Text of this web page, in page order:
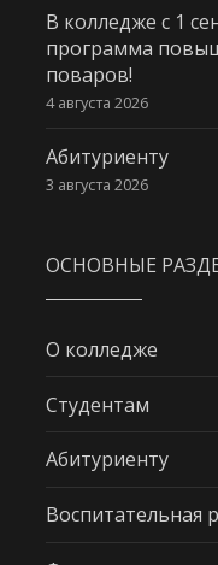
В колледже с 1
программа
поваров!
4 августа 2026
Абитуриенту
3 августа 2026
ОСНОВНЫЕ
О колледже
Студентам
Абитуриенту
Воспитательная